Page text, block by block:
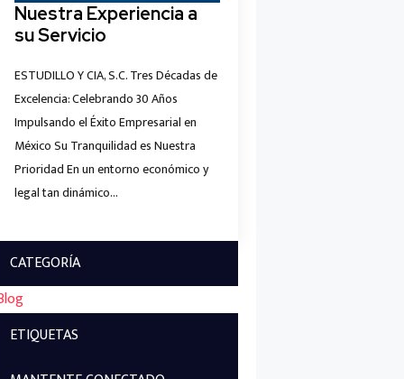
Nuestra Experiencia a
su Servicio
ESTUDILLO Y CIA, S.C. Tres Décadas de
Excelencia: Celebrando 30 Años
Impulsando el Éxito Empresarial en
México Su Tranquilidad es Nuestra
Prioridad En un entorno económico y
legal tan dinámico…
CATEGORÍA
ETIQUETAS